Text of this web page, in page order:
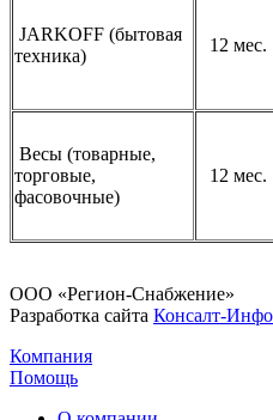
JARKOFF (бытовая
техника)
12 мес.
Весы (товарные,
торговые,
фасовочные)
12 мес.
ООО «Регион-Снабжение»
Разработка сайта Консалт-Инфо
Компания
Помощь